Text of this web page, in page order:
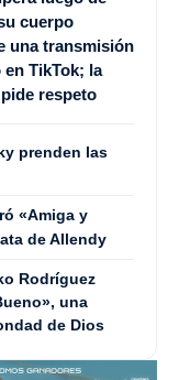
cuerpo
una transmisión
en TikTok; la
respeto
prenden las
«Amiga y
de Allendy
Rodríguez
una
de Dios